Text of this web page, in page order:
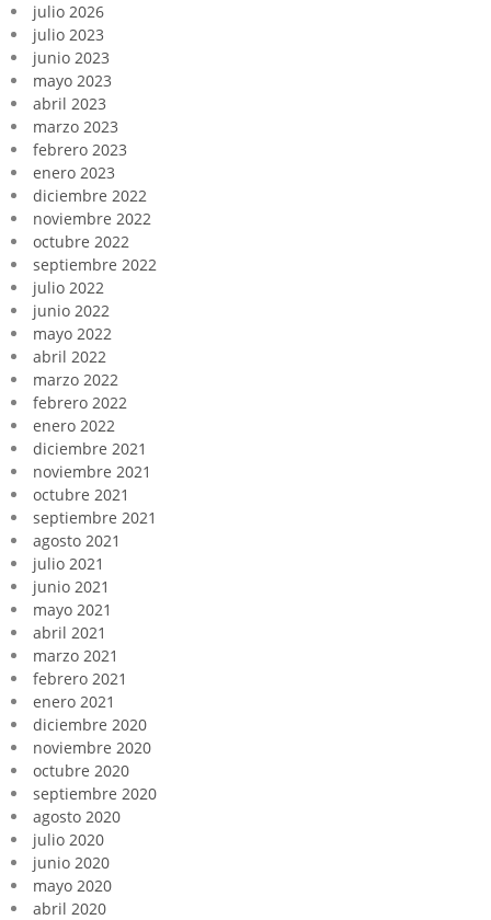
julio 2026
julio 2023
junio 2023
mayo 2023
abril 2023
marzo 2023
febrero 2023
enero 2023
diciembre 2022
noviembre 2022
octubre 2022
septiembre 2022
julio 2022
junio 2022
mayo 2022
abril 2022
marzo 2022
febrero 2022
enero 2022
diciembre 2021
noviembre 2021
octubre 2021
septiembre 2021
agosto 2021
julio 2021
junio 2021
mayo 2021
abril 2021
marzo 2021
febrero 2021
enero 2021
diciembre 2020
noviembre 2020
octubre 2020
septiembre 2020
agosto 2020
julio 2020
junio 2020
mayo 2020
abril 2020